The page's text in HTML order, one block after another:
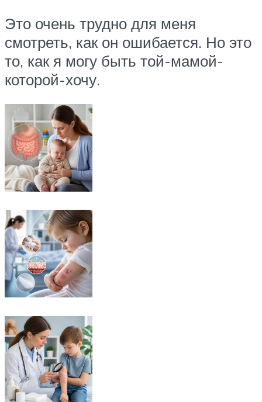
Это очень трудно для меня
смотреть, как он ошибается. Но это
то, как я могу быть той-мамой-
которой-хочу.